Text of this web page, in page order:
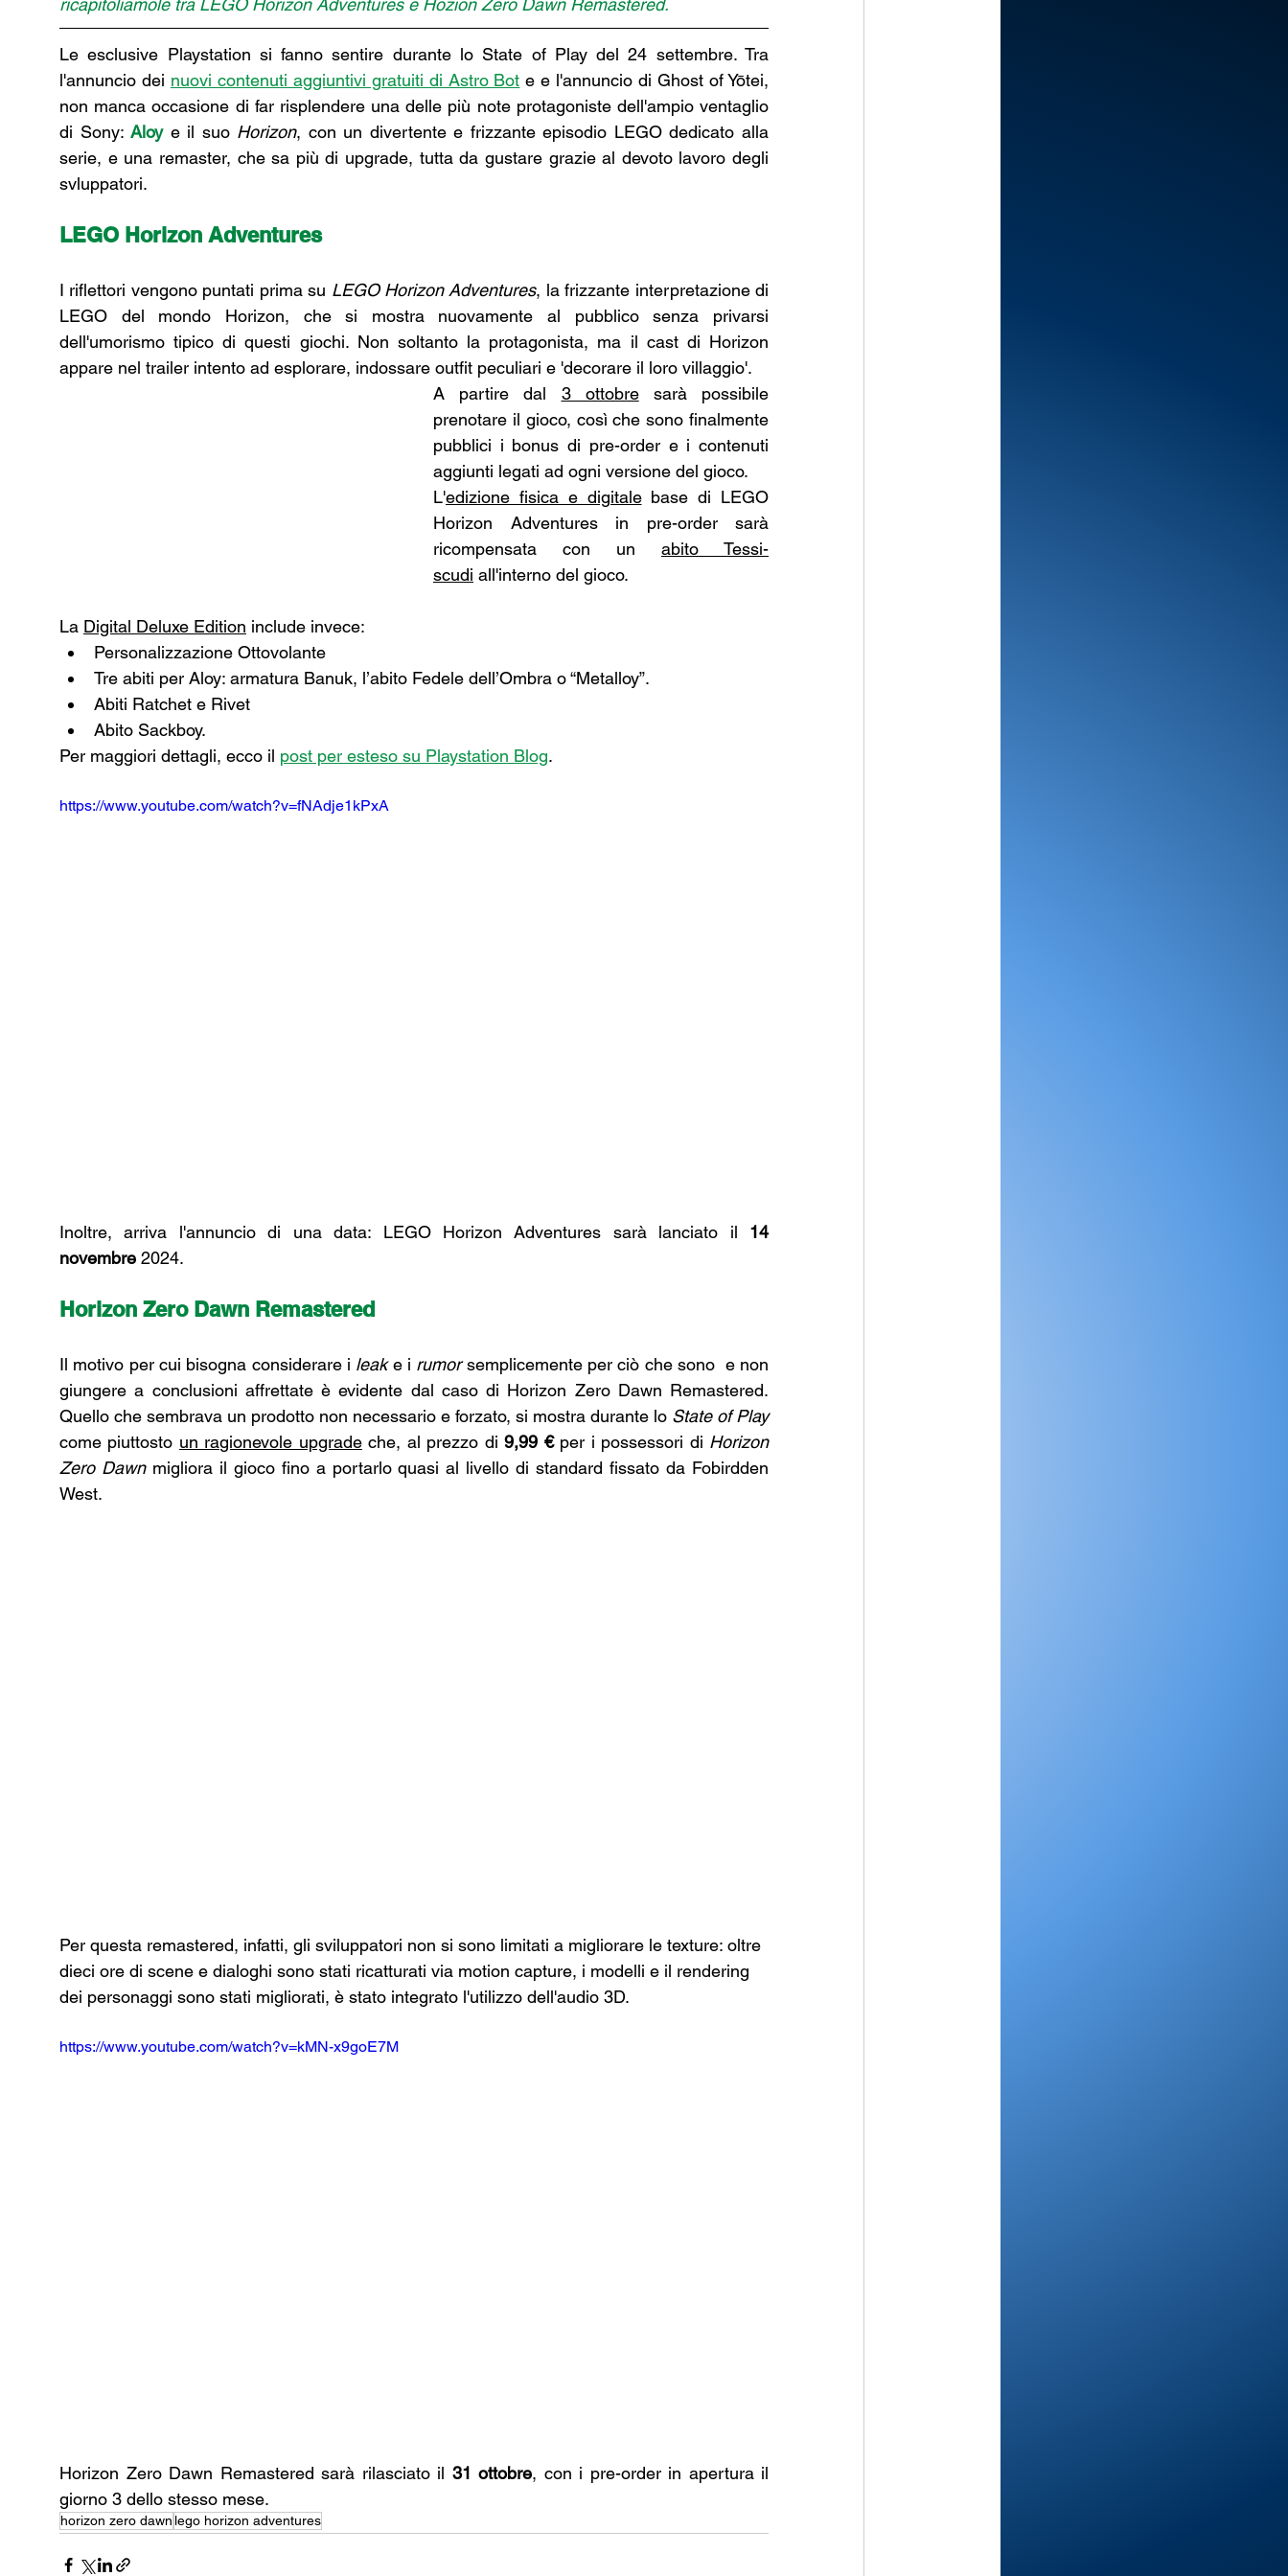
ricapitoliamole tra LEGO Horizon Adventures e Hozion Zero Dawn Remastered.
Le esclusive Playstation si fanno sentire durante lo State of Play del 24 settembre. Tra
l'annuncio dei nuovi contenuti aggiuntivi gratuiti di Astro Bot e e l'annuncio di Ghost of Yōtei,
non manca occasione di far risplendere una delle più note protagoniste dell'ampio ventaglio
di Sony: Aloy e il suo Horizon, con un divertente e frizzante episodio LEGO dedicato alla
serie, e una remaster, che sa più di upgrade, tutta da gustare grazie al devoto lavoro degli
svluppatori.
LEGO Horizon Adventures
I riflettori vengono puntati prima su LEGO Horizon Adventures, la frizzante interpretazione di
LEGO del mondo Horizon, che si mostra nuovamente al pubblico senza privarsi
dell'umorismo tipico di questi giochi. Non soltanto la protagonista, ma il cast di Horizon
appare nel trailer intento ad esplorare, indossare outfit peculiari e 'decorare il loro villaggio'.
A partire dal 3 ottobre sarà possibile
prenotare il gioco, così che sono finalmente
pubblici i bonus di pre-order e i contenuti
aggiunti legati ad ogni versione del gioco.
L'edizione fisica e digitale base di LEGO
Horizon Adventures in pre-order sarà
ricompensata con un abito Tessi-
scudi all'interno del gioco.
La Digital Deluxe Edition include invece:
Personalizzazione Ottovolante
Tre abiti per Aloy: armatura Banuk, l’abito Fedele dell’Ombra o “Metalloy”.
Abiti Ratchet e Rivet
Abito Sackboy.
Per maggiori dettagli, ecco il post per esteso su Playstation Blog.
https://www.youtube.com/watch?v=fNAdje1kPxA
Inoltre, arriva l'annuncio di una data: LEGO Horizon Adventures sarà lanciato il 14
novembre 2024.
Horizon Zero Dawn Remastered
Il motivo per cui bisogna considerare i leak e i rumor semplicemente per ciò che sono  e non
giungere a conclusioni affrettate è evidente dal caso di Horizon Zero Dawn Remastered.
Quello che sembrava un prodotto non necessario e forzato, si mostra durante lo State of Play
come piuttosto un ragionevole upgrade che, al prezzo di 9,99 € per i possessori di Horizon
Zero Dawn migliora il gioco fino a portarlo quasi al livello di standard fissato da Fobirdden
West.
Per questa remastered, infatti, gli sviluppatori non si sono limitati a migliorare le texture: oltre
dieci ore di scene e dialoghi sono stati ricatturati via motion capture, i modelli e il rendering
dei personaggi sono stati migliorati, è stato integrato l'utilizzo dell'audio 3D.
https://www.youtube.com/watch?v=kMN-x9goE7M
Horizon Zero Dawn Remastered sarà rilasciato il 31 ottobre, con i pre-order in apertura il
giorno 3 dello stesso mese.
horizon zero dawn lego horizon adventures